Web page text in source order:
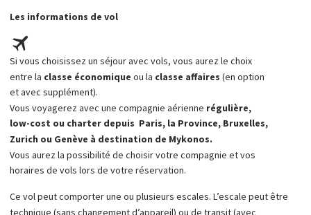
voyage sensoriel offert par la cérémonie de massage aux huiles ou
aux tissus profonds de Kos-Paris.
Un espace de réception confortable accueillera les invités et
permettra également de réaliser des services de manucure, tout en
affichant un espace de vente attrayant pour acheter des produits de
spa et des parfums après avoir terminé des soins du visage ou du
corps.
Les informations de vol
Si vous choisissez un séjour avec vols, vous aurez le choix
entre la classe économique ou la classe affaires (en option
et avec supplément).
Vous voyagerez avec une compagnie aérienne régulière,
low-cost ou charter depuis Paris, la Province, Bruxelles,
Zurich ou Genève à destination de Mykonos.
Vous aurez la possibilité de choisir votre compagnie et vos
horaires de vols lors de votre réservation.
Ce vol peut comporter une ou plusieurs escales. L’escale peut être
technique (sans changement d’appareil) ou de transit (avec